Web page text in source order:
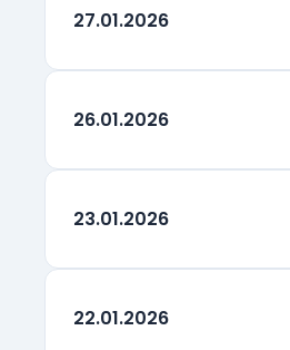
27.01.2026
26.01.2026
23.01.2026
22.01.2026